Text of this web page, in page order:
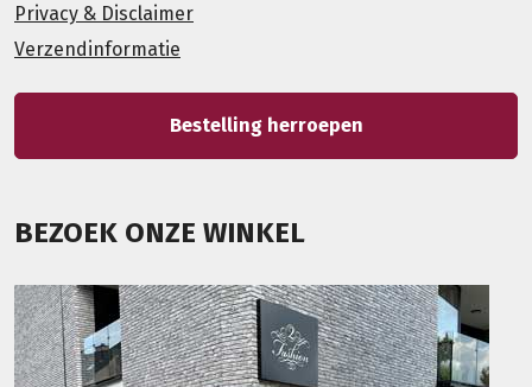
Privacy & Disclaimer
Verzendinformatie
Bestelling herroepen
BEZOEK ONZE WINKEL